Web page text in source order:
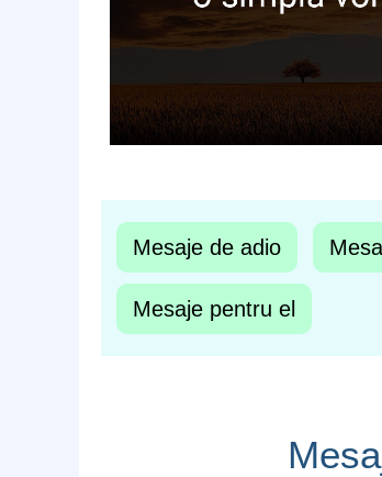
Mesaje de adio
Mesaje pentru el